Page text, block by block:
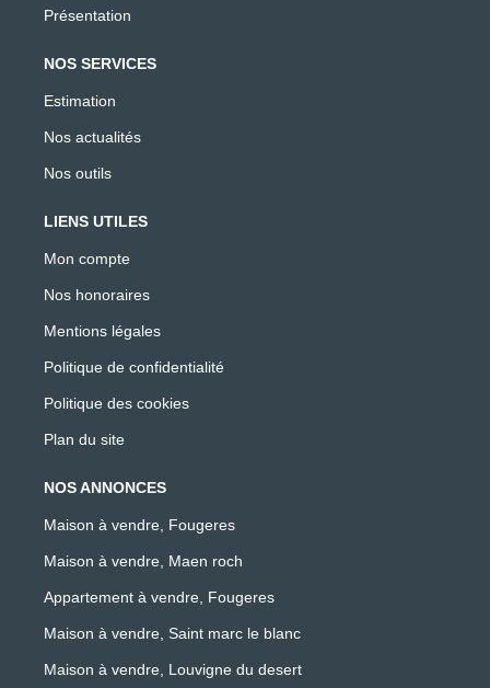
Présentation
NOS SERVICES
Estimation
Nos actualités
Nos outils
LIENS UTILES
Mon compte
Nos honoraires
Mentions légales
Politique de confidentialité
Politique des cookies
Plan du site
NOS ANNONCES
Maison à vendre, Fougeres
Maison à vendre, Maen roch
Appartement à vendre, Fougeres
Maison à vendre, Saint marc le blanc
Maison à vendre, Louvigne du desert